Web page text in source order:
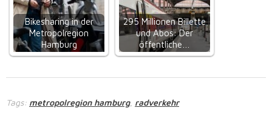
Bikesharing in der
Metropolregion
Hamburg
295 Millionen Billette
und Abos: Der
öffentliche…
Tags: metropolregion hamburg, radverkehr